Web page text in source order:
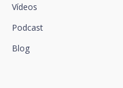
Vídeos
Podcast
Blog